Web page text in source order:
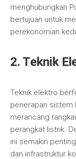
menghubungkan
bertujuan untuk
perekonomian
2. Teknik
Teknik elektro
penerapan sistem
merancang
perangkat listrik.
ini semakin
dan infrastruktur